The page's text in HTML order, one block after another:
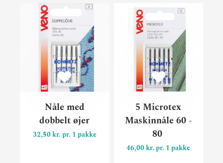
Nåle med
dobbelt øjer
32,50 kr. pr. 1 pakke
Nåle med dobbelt øjer
5 Microtex
Maskinnåle 60 -
80
46,00 kr. pr. 1 pakke